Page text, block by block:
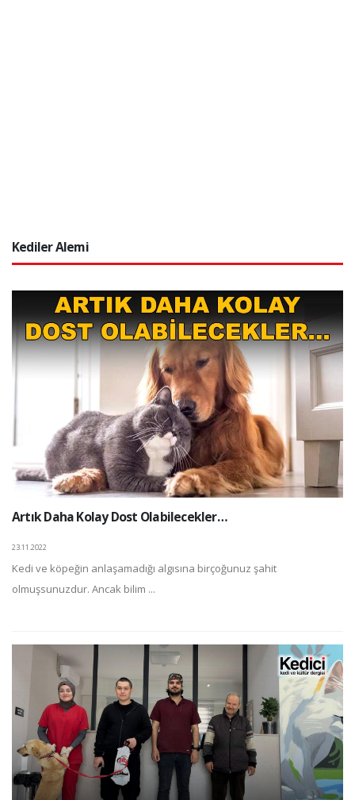
Kediler Alemi
Artık Daha Kolay Dost Olabilecekler…
23.11.2022
Kedi ve köpeğin anlaşamadığı algısına birçoğunuz şahit
olmuşsunuzdur. Ancak bilim ...